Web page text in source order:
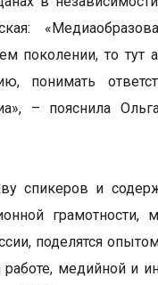
поколении, то тут
понимать
– пояснила
спикеров и
грамотности,
поделятся
медийной и